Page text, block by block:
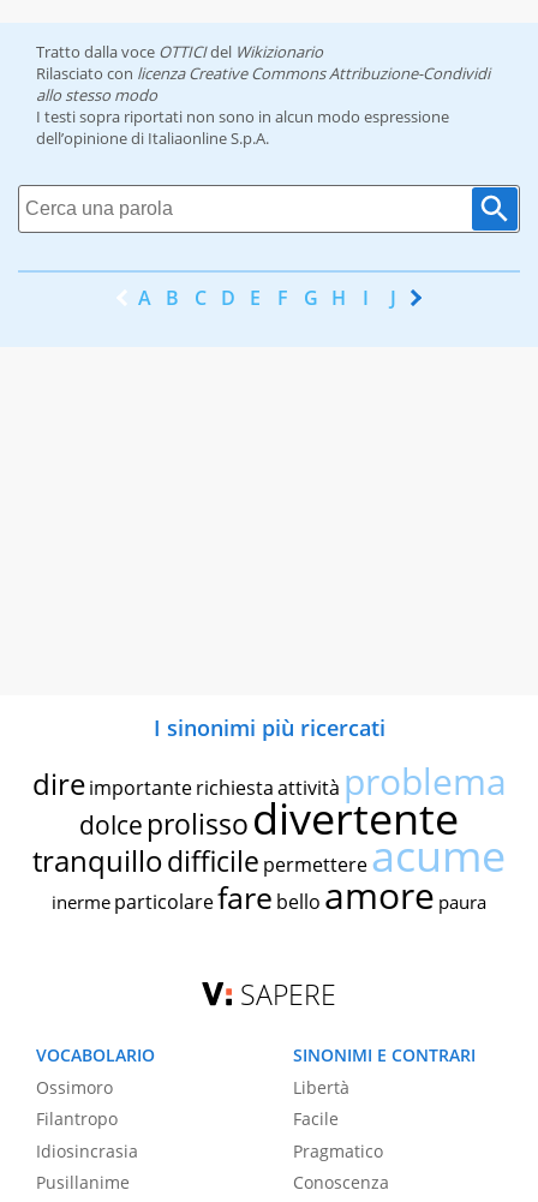
Tratto dalla voce OTTICIdel Wikizionario
Rilasciato con licenza Creative Commons Attribuzione-Condividi
allo stesso modo
I testi sopra riportati non sono in alcun modo espressione
dell’opinione di Italiaonline S.p.A.
A B C D E F G H I J K
I sinonimi più ricercati
dire importante richiestaattività problema
dolce prolissodivertente
tranquillodifficile permettereacume
inerme particolarefare bello amore paura
SAPERE
VOCABOLARIO
Ossimoro
Filantropo
Idiosincrasia
Pusillanime
SINONIMI E CONTRARI
Libertà
Facile
Pragmatico
Conoscenza